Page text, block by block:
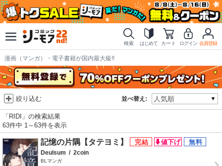
検索 はじめて カート ログイン 会員登録
漫画（マンガ）・電子書籍が国内最大級!!
並べ替え:
絞り込む
「RIDI」の検索結果
63件中 1～63件を表示
記憶の片隅【タテヨミ】
Deulsum / 2coin
BLマンガ